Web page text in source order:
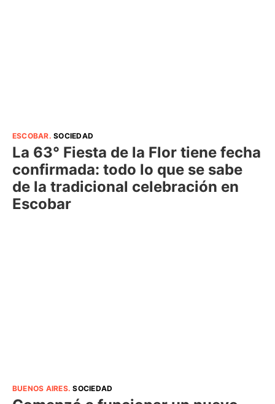
ESCOBAR.SOCIEDAD
La 63° Fiesta de la Flor tiene fecha
confirmada: todo lo que se sabe
de la tradicional celebración en
Escobar
BUENOS AIRES.SOCIEDAD